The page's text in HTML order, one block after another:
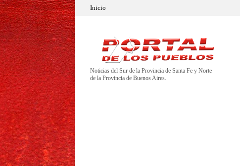
Inicio
Noticias del Sur de la Provincia de Santa Fe y Norte
de la Provincia de Buenos Aires.